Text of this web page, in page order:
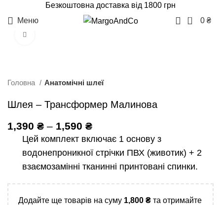
Безкоштовна доставка від 1800 грн
Меню
0 0 ₴
Головна Анатомічні шлеї
Шлея – Трансформер Малинова
1,390 ₴ – 1,590 ₴
Цей комплект включає 1 основу з
водонепроникної стрічки ПВХ (животик) + 2
взаємозамінні тканинні принтовані спинки.
Додайте ще товарів на суму 1,800 ₴ та отримайте